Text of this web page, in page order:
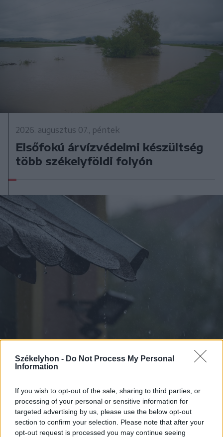
Székelyhon - Do Not Process My Personal
Information
If you wish to opt-out of the sale, sharing to third parties, or
processing of your personal or sensitive information for
targeted advertising by us, please use the below opt-out
section to confirm your selection. Please note that after your
opt-out request is processed you may continue seeing
2026. augusztus 07., péntek
Elsőfokú árvízvédelmi készültség
több székelyföldi folyón
2026. augusztus 07., péntek
székelyföldi megyékben